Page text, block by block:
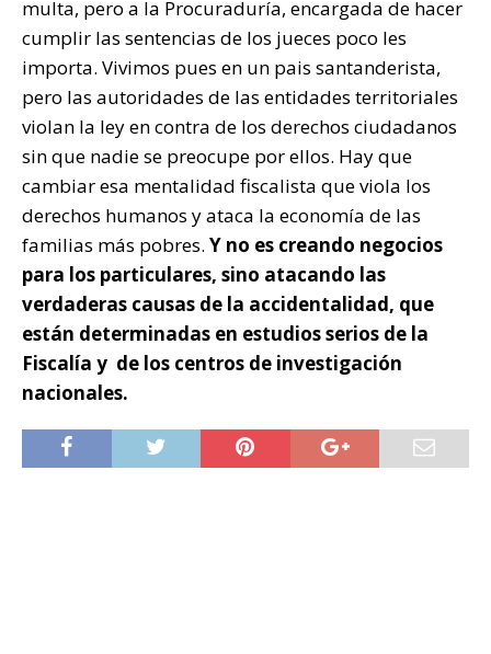
multa, pero a la Procuraduría, encargada de hacer
cumplir las sentencias de los jueces poco les
importa. Vivimos pues en un pais santanderista,
pero las autoridades de las entidades territoriales
violan la ley en contra de los derechos ciudadanos
sin que nadie se preocupe por ellos. Hay que
cambiar esa mentalidad fiscalista que viola los
derechos humanos y ataca la economía de las
familias más pobres. Y no es creando negocios
para los particulares, sino atacando las
verdaderas causas de la accidentalidad, que
están determinadas en estudios serios de la
Fiscalía y de los centros de investigación
nacionales.